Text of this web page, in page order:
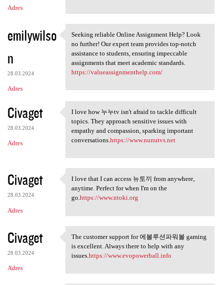
Adres
emilywilso
n
28.03.2024
Adres
Seeking reliable Online
Seeking reliable Online Assignment Help? Look
no further! Our expert team provides top-notch
assistance to students, ensuring impeccable
assignments that meet academic standards.
https://valueassignmenthelp.com/
Civaget
28.03.2024
Adres
I love how 누누tv isn't afraid
I love how 누누tv isn't afraid to tackle difficult
topics. They approach sensitive issues with
empathy and compassion, sparking important
conversations. https://www.nunutvs.net
Civaget
28.03.2024
Adres
I love that I can access 뉴토끼
I love that I can access 뉴토끼 from anywhere,
anytime. Perfect for when I'm on the
go.https://www.ntoki.org
Civaget
28.03.2024
Adres
The customer support for
The customer support for 에볼루션파워볼 gaming
is excellent. Always there to help with any
issues. https://www.evopowerball.info